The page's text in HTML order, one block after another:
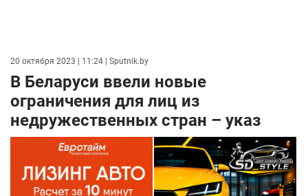
20 октября 2023 | 11:24 | Sputnik.by
В Беларуси ввели новые
ограничения для лиц из
недружественных стран – указ